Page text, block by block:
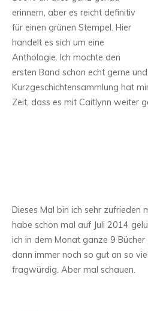
erinnern, aber es reicht definitiv
für einen grünen Stempel. Hier
handelt es sich um eine
Anthologie. Ich mochte den
ersten Band schon echt gerne
Kurzgeschichtensammlung hat
Zeit, dass es mit Caitlynn weiter
Dieses Mal bin ich sehr zufrieden
habe schon mal auf Juli 2014
ich in dem Monat ganze 9 Bücher
dann immer noch so gut an so
fragwürdig. Aber mal schauen.